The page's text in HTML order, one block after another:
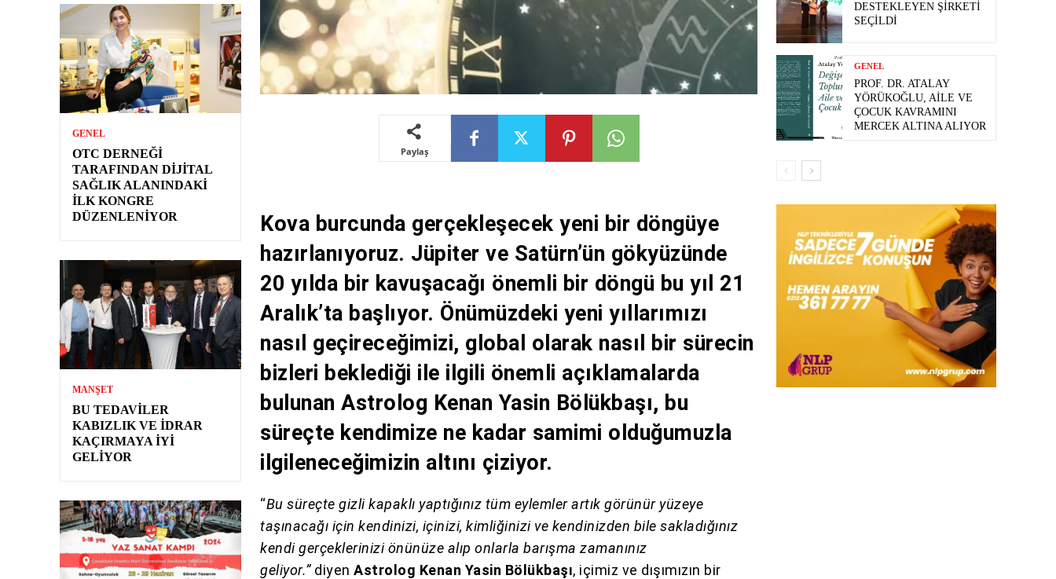
GENEL
OTC DERNEĞI
TARAFINDAN DIJITAL
SAĞLIK ALANINDAKI
İLK KONGRE
DÜZENLENIYOR
MANŞET
BU TEDAVILER
KABIZLIK VE İDRAR
KAÇIRMAYA İYI
GELIYOR
Paylaş
Kova burcunda gerçekleşecek yeni bir döngüye
hazırlanıyoruz. Jüpiter ve Satürn’ün gökyüzünde
20 yılda bir kavuşacağı önemli bir döngü bu yıl 21
Aralık’ta başlıyor. Önümüzdeki yeni yıllarımızı
nasıl geçireceğimizi, global olarak nasıl bir sürecin
bizleri beklediği ile ilgili önemli açıklamalarda
bulunan Astrolog Kenan Yasin Bölükbaşı, bu
süreçte kendimize ne kadar samimi olduğumuzla
ilgileneceğimizin altını çiziyor.
“Bu süreçte gizli kapaklı yaptığınız tüm eylemler artık görünür yüzeye
taşınacağı için kendinizi, içinizi, kimliğinizi ve kendinizden bile sakladığınız
kendi gerçeklerinizi önünüze alıp onlarla barışma zamanınız
geliyor.”diyenAstrolog Kenan Yasin Bölükbaşı, içimiz ve dışımızın bir
DESTEKLEYEN ŞIRKETI
SEÇILDI
GENEL
PROF. DR. ATALAY
YÖRÜKOĞLU, AILE VE
ÇOCUK KAVRAMINI
MERCEK ALTINA ALIYOR